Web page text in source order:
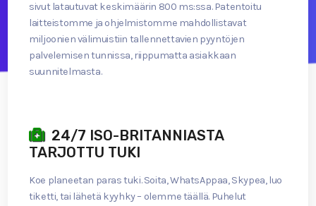
sivut latautuvat keskimäärin 800 ms:ssa. Patentoitu
laitteistomme ja ohjelmistomme mahdollistavat
miljoonien välimuistiin tallennettavien pyyntöjen
palvelemisen tunnissa, riippumatta asiakkaan
suunnitelmasta.
24/7 ISO-BRITANNIASTA
TARJOTTU TUKI
Koe planeetan paras tuki. Soita, WhatsAppaa, Skypea, luo
tiketti, tai lähetä kyyhky – olemme täällä. Puhelut